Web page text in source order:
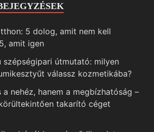
5 dolog, amit nem kell
amit igen
szépségipari útmutató: milyen
válassz kozmetikába?
nehéz, hanem a megbízhatóság –
takarító céget